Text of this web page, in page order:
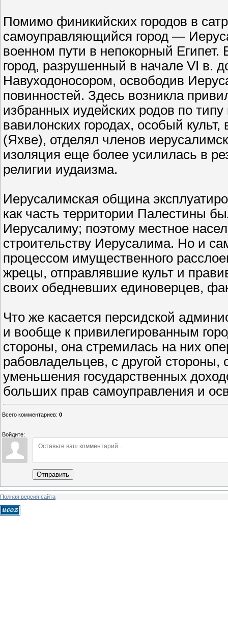
Помимо финикийских городов в
самоуправляющийся город —
военном пути в непокорный
город, разрушенный в начале VI в.
Навуходоносором, освободив
повинностей. Здесь возникла
избранных иудейских родов по
вавилонских городах, особый
(Яхве), отделял членов
изоляция еще более усилилась в
религии иудаизма.
Иерусалимская община
как часть территории Палестины
Иерусалиму; поэтому местное
строительству Иерусалима. Но и
процессом имущественного
жрецы, отправлявшие культ и
своих обедневших единоверцев,
Что же касается персидской
и вообще к привилегированным
стороны, она стремилась на них
рабовладельцев, с другой стороны,
уменьшения государственных
больших прав самоуправления и
Всего комментариев: 0
Войдите:
Отправить
Полная версия сайта